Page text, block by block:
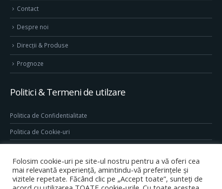
Contact
Despre noi
Direcţii & Produse
Prognoze
Politici & Termeni de utilzare
Politica de Confidentialitate
Politica de Cookie-uri
Conditii generale de utilizare site
Folosim cookie-uri pe site-ul nostru pentru a vă oferi cea
mai relevantă experiență, amintindu-vă preferințele și
vizitele repetate. Făcând clic pe „Accept toate”, sunteți de